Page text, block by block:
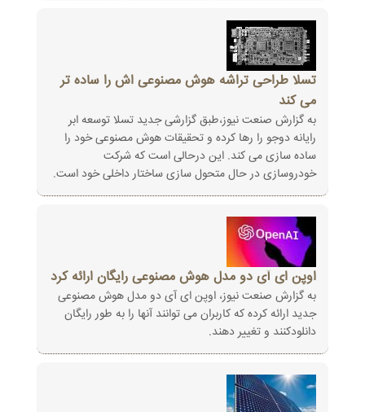
تسلا طراحی تراشه هوش مصنوعی اش را ساده تر
می کند
به گزارش صنعت نیوز،طبق گزارشی جدید تسلا توسعه ابر
رایانه دوجو را رها کرده و تحقیقات هوش مصنوعی خود را
ساده سازی می کند. این درحالی است که شرکت
خودروسازی در حال متحول سازی ساختار داخلی خود است.
اوپن ای آی دو مدل هوش مصنوعی رایگان ارائه کرد
به گزارش صنعت نیوز، اوپن ای آی دو مدل هوش مصنوعی
جدید ارائه کرده که کاربران می توانند آنها را به طور رایگان
دانلودکنند و تغییر دهند.